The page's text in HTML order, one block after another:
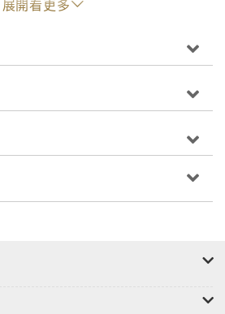
機電系統的部份，內含子系統元
，也包含多種機電子系統空間整
以實際建築為案例，引導讀者按
專業知識，來完善地使用REVIT
展開看更多